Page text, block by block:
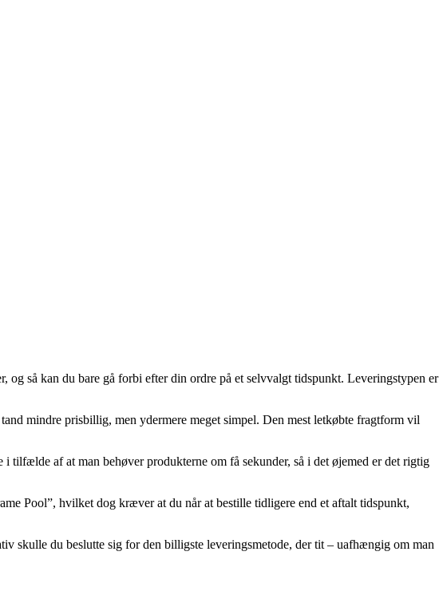
så kan du bare gå forbi efter din ordre på et selvvalgt tidspunkt. Leveringstypen er
mindre prisbillig, men ydermere meget simpel. Den mest letkøbte fragtform vil
af at man behøver produkterne om få sekunder, så i det øjemed er det rigtig
Pool”, hvilket dog kræver at du når at bestille tidligere end et aftalt tidspunkt,
skulle du beslutte sig for den billigste leveringsmetode, der tit – uafhængig om man